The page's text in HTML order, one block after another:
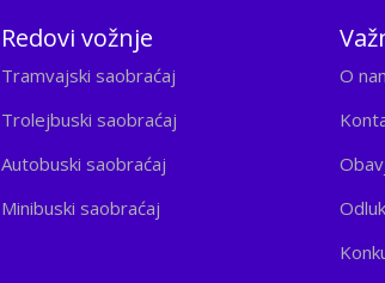
Redovi vožnje
Tramvajski saobraćaj
Trolejbuski saobraćaj
Autobuski saobraćaj
Minibuski saobraćaj
O